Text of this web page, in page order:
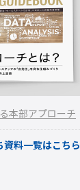
本部アプローチ
資料一覧はこちら